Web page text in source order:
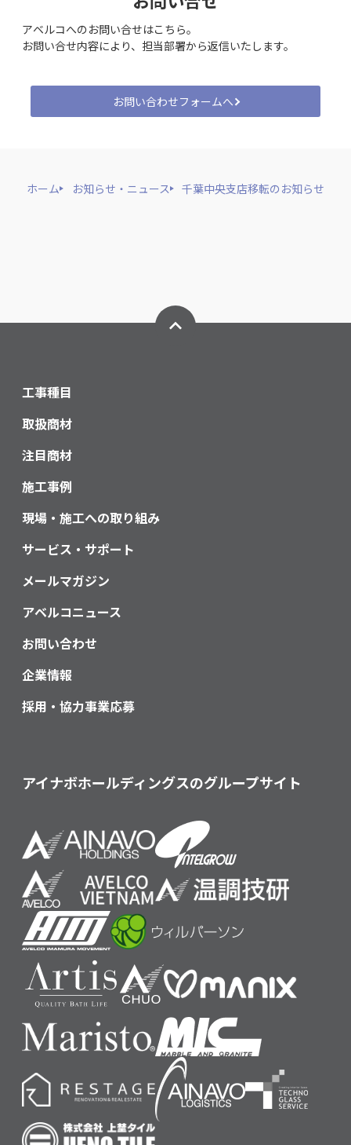
アベルコへのお問い合せはこちら。
お問い合せ内容により、担当部署から返信いたします。
お問い合わせフォームへ
ホーム お知らせ・ニュース 千葉中央支店移転のお知らせ
工事種目
取扱商材
注目商材
施工事例
現場・施工への取り組み
サービス・サポート
メールマガジン
アベルコニュース
お問い合わせ
企業情報
採用・協力事業応募
アイナボホールディングスのグループサイト